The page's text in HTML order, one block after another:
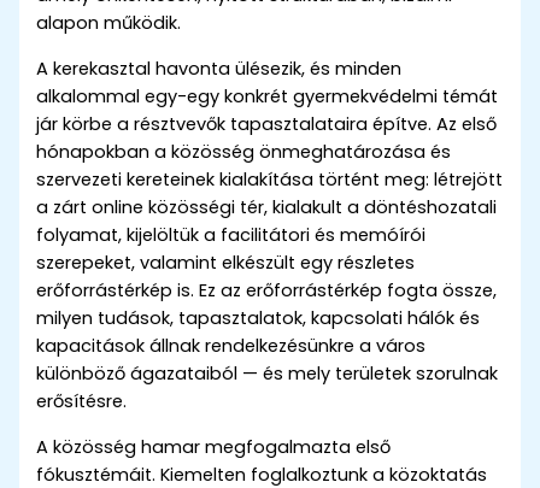
alapon működik.
A kerekasztal havonta ülésezik, és minden
alkalommal egy-egy konkrét gyermekvédelmi témát
jár körbe a résztvevők tapasztalataira építve. Az első
hónapokban a közösség önmeghatározása és
szervezeti kereteinek kialakítása történt meg: létrejött
a zárt online közösségi tér, kialakult a döntéshozatali
folyamat, kijelöltük a facilitátori és memóírói
szerepeket, valamint elkészült egy részletes
erőforrástérkép is. Ez az erőforrástérkép fogta össze,
milyen tudások, tapasztalatok, kapcsolati hálók és
kapacitások állnak rendelkezésünkre a város
különböző ágazataiból — és mely területek szorulnak
erősítésre.
A közösség hamar megfogalmazta első
fókusztémáit. Kiemelten foglalkoztunk a közoktatás